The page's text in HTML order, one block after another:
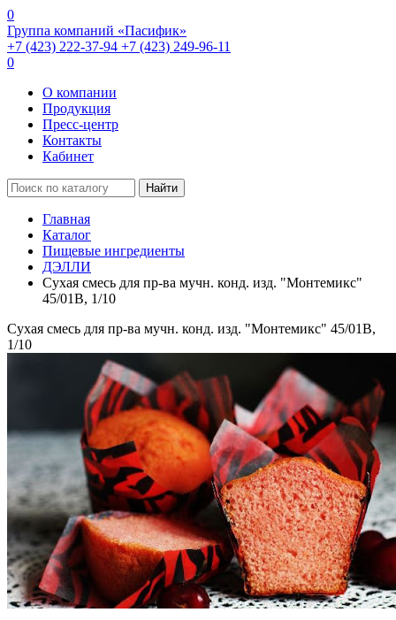
0
Группа компаний «Пасифик»
+7 (423) 222-37-94 +7 (423) 249-96-11
0
О компании
Продукция
Пресс-центр
Контакты
Кабинет
Найти
Главная
Каталог
Пищевые ингредиенты
ДЭЛЛИ
Сухая смесь для пр-ва мучн. конд. изд. "Монтемикс"
45/01В, 1/10
Сухая смесь для пр-ва мучн. конд. изд. "Монтемикс" 45/01В,
1/10